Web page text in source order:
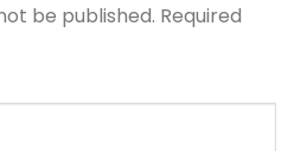
be published. Required